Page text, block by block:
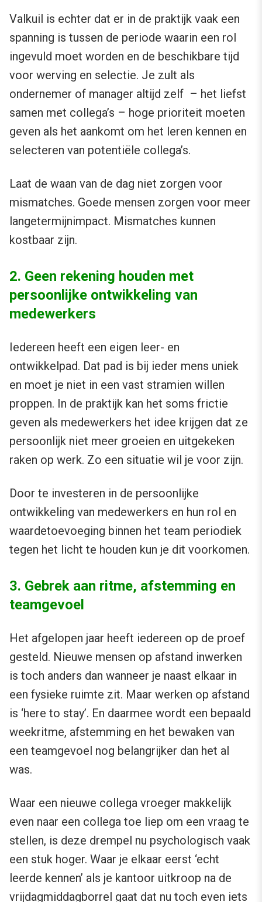
Valkuil is echter dat er in de praktijk vaak een
spanning is tussen de periode waarin een rol
ingevuld moet worden en de beschikbare tijd
voor werving en selectie. Je zult als
ondernemer of manager altijd zelf – het liefst
samen met collega’s – hoge prioriteit moeten
geven als het aankomt om het leren kennen en
selecteren van potentiële collega’s.
Laat de waan van de dag niet zorgen voor
mismatches. Goede mensen zorgen voor meer
langetermijnimpact. Mismatches kunnen
kostbaar zijn.
2. Geen rekening houden met
persoonlijke ontwikkeling van
medewerkers
Iedereen heeft een eigen leer- en
ontwikkelpad. Dat pad is bij ieder mens uniek
en moet je niet in een vast stramien willen
proppen. In de praktijk kan het soms frictie
geven als medewerkers het idee krijgen dat ze
persoonlijk niet meer groeien en uitgekeken
raken op werk. Zo een situatie wil je voor zijn.
Door te investeren in de persoonlijke
ontwikkeling van medewerkers en hun rol en
waardetoevoeging binnen het team periodiek
tegen het licht te houden kun je dit voorkomen.
3. Gebrek aan ritme, afstemming en
teamgevoel
Het afgelopen jaar heeft iedereen op de proef
gesteld. Nieuwe mensen op afstand inwerken
is toch anders dan wanneer je naast elkaar in
een fysieke ruimte zit. Maar werken op afstand
is ‘here to stay’. En daarmee wordt een bepaald
weekritme, afstemming en het bewaken van
een teamgevoel nog belangrijker dan het al
was.
Waar een nieuwe collega vroeger makkelijk
even naar een collega toe liep om een vraag te
stellen, is deze drempel nu psychologisch vaak
een stuk hoger. Waar je elkaar eerst ‘echt
leerde kennen’ als je kantoor uitkroop na de
vrijdagmiddagborrel gaat dat nu toch even iets